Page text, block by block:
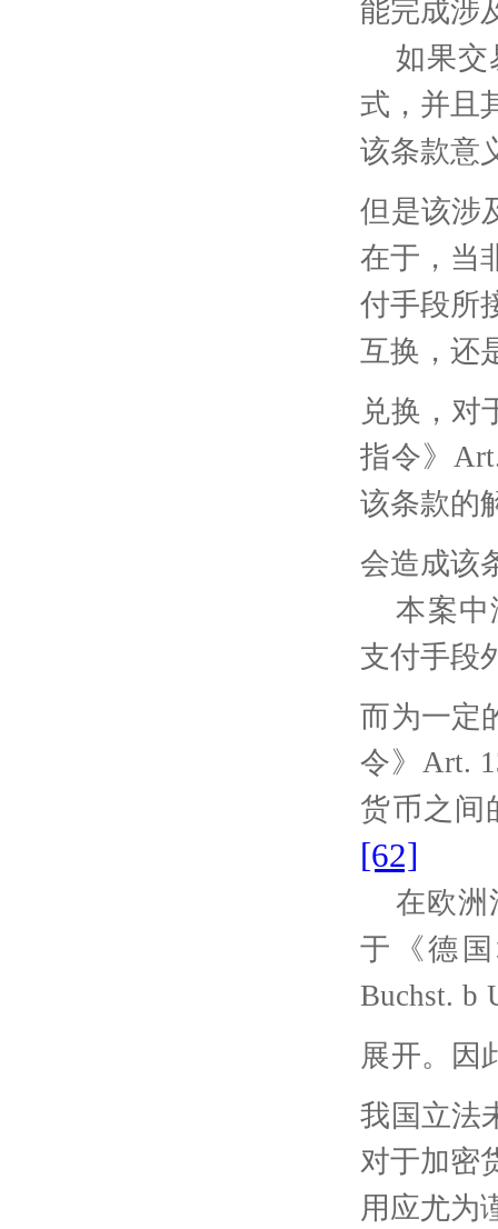
能完成涉
如果交
式，并且
该条款意
但是该涉
在于，当
付手段所
互换，还
兑换，对
指令》
该条款的
会造成该
本案中
支付手段
而为一定
令》Art.
货币之间
[62]
在欧洲
于《德
Buchst. b
展开。因
我国立法
对于加密
用应尤为